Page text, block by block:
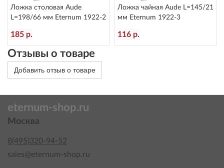
Ложка столовая Aude
L=198/66 мм Eternum 1922-2
185 р.
Ложка чайная Aude L=145/21
мм Eternum 1922-3
116 р.
Отзывы о товаре
Добавить отзыв о товаре
eternum-shop.ru
Москва
8(495)320-94-52
sales@eternum-shop.ru